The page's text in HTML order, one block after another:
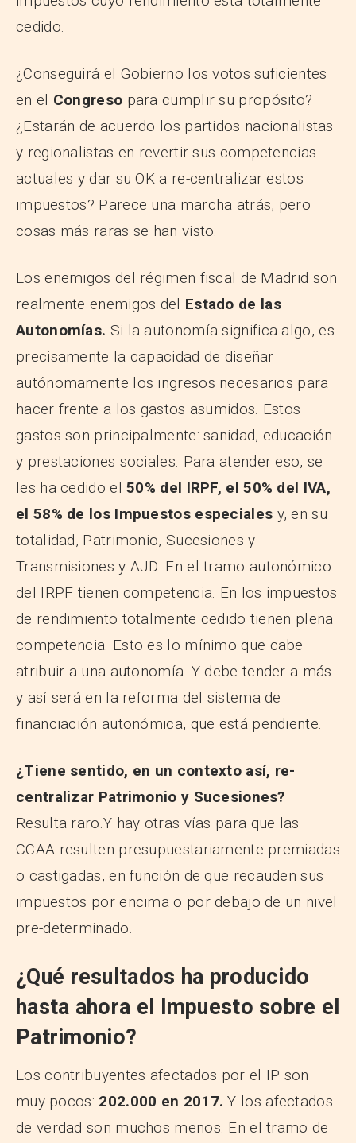
cedido.
¿Conseguirá el Gobierno los votos suficientes
en el Congreso para cumplir su propósito?
¿Estarán de acuerdo los partidos nacionalistas
y regionalistas en revertir sus competencias
actuales y dar su OK a re-centralizar estos
impuestos? Parece una marcha atrás, pero
cosas más raras se han visto.
Los enemigos del régimen fiscal de Madrid son
realmente enemigos del Estado de las
Autonomías. Si la autonomía significa algo, es
precisamente la capacidad de diseñar
autónomamente los ingresos necesarios para
hacer frente a los gastos asumidos. Estos
gastos son principalmente: sanidad, educación
y prestaciones sociales. Para atender eso, se
les ha cedido el50% del IRPF, el 50% del IVA,
el 58% de los Impuestos especiales y, en su
totalidad, Patrimonio, Sucesiones y
Transmisiones y AJD. En el tramo autonómico
del IRPF tienen competencia. En los impuestos
de rendimiento totalmente cedido tienen plena
competencia. Esto es lo mínimo que cabe
atribuir a una autonomía. Y debe tender a más
y así será en la reforma del sistema de
financiación autonómica, que está pendiente.
¿Tiene sentido, en un contexto así, re-
centralizar Patrimonio y Sucesiones?
Resulta raro.Y hay otras vías para que las
CCAA resulten presupuestariamente premiadas
o castigadas, en función de que recauden sus
impuestos por encima o por debajo de un nivel
pre-determinado.
¿Qué resultados ha producido
hasta ahora el Impuesto sobre el
Patrimonio?
Los contribuyentes afectados por el IP son
muy pocos: 202.000 en 2017. Y los afectados
de verdad son muchos menos. En el tramo de